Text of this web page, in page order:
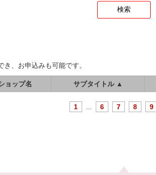
、お申込みも可能です。
ョップ名 サブタイトル ▲
1 6 7 8 9